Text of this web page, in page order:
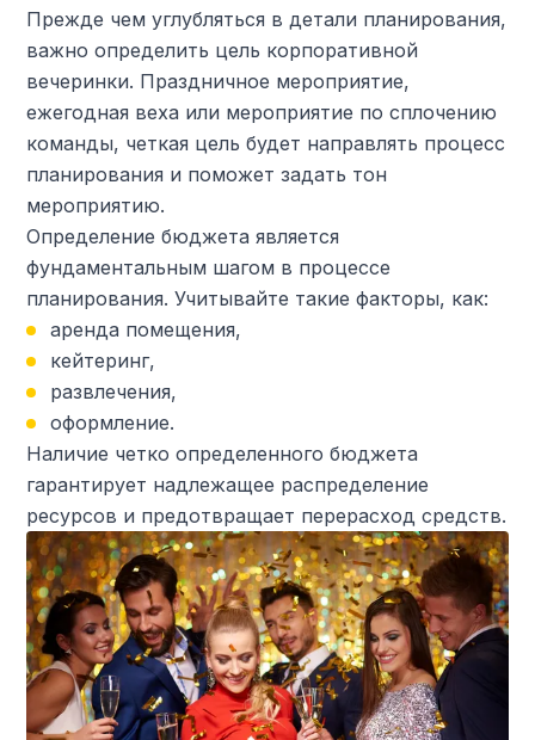
Прежде чем углубляться в детали планирования,
важно определить цель корпоративной
вечеринки. Праздничное мероприятие,
ежегодная веха или мероприятие по сплочению
команды, четкая цель будет направлять процесс
планирования и поможет задать тон
мероприятию.
Определение бюджета является
фундаментальным шагом в процессе
планирования. Учитывайте такие факторы, как:
аренда помещения,
кейтеринг,
развлечения,
оформление.
Наличие четко определенного бюджета
гарантирует надлежащее распределение
ресурсов и предотвращает перерасход средств.